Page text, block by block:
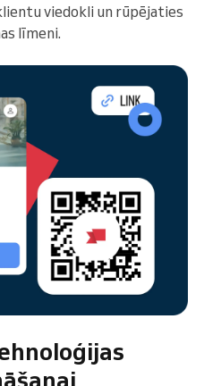
viedokli un rūpējaties
līmeni.